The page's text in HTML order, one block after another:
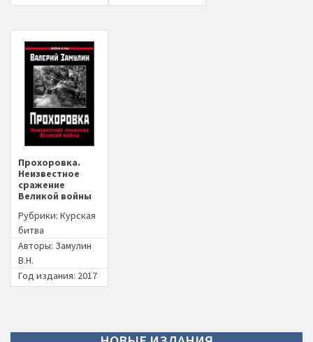
Прохоровка.
Неизвестное
сражение
Великой войны
Рубрики: Курская
битва
Авторы: Замулин
В.Н.
Год издания: 2017